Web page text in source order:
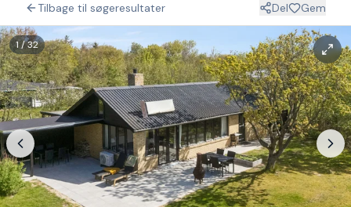
Tilbage til søgeresultater Del Gem
1/32